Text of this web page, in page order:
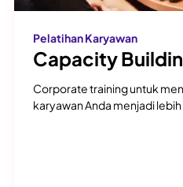
Pelatihan Karyawan
Capacity
Corporate training untuk
karyawan Anda menjadi